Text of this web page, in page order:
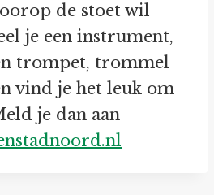
de stoet wil
je een instrument,
trompet, trommel
vind je het leuk om
je dan aan